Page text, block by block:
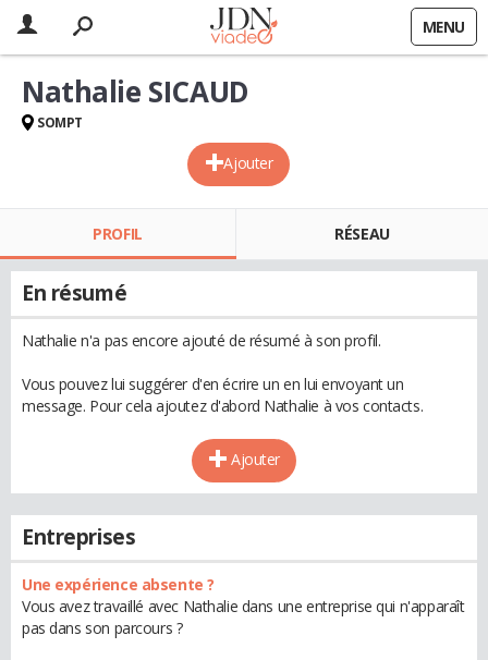
MENU
Ajouter
Nathalie SICAUD
SOMPT
PROFIL RÉSEAU
En résumé
Nathalie n'a pas encore ajouté de résumé à son profil.
Vous pouvez lui suggérer d'en écrire un en lui envoyant un
message. Pour cela ajoutez d'abord Nathalie à vos contacts.
Ajouter
Entreprises
Une expérience absente ?
Vous avez travaillé avec Nathalie dans une entreprise qui n'apparaît
pas dans son parcours ?